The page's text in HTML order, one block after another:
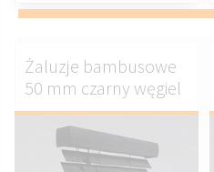
Żaluzje bambusowe
50 mm czarny węgiel